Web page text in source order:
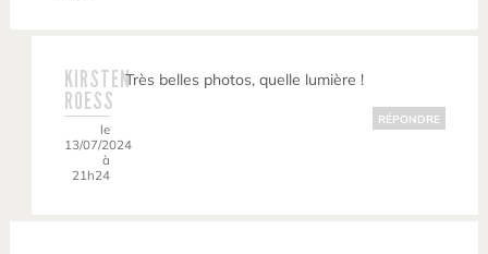
KIRSTEN
ROESS
le
13/07/2024
à
21h24
Très belles photos, quelle lumière !
RÉPONDRE